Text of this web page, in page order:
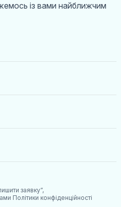
із вами найближчим
заявку”,
Політики конфіденційності